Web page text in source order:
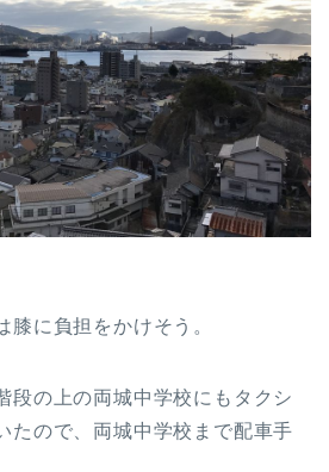
膝に負担をかけそう。
段の上の両城中学校にもタクシ
たので、両城中学校まで配車手